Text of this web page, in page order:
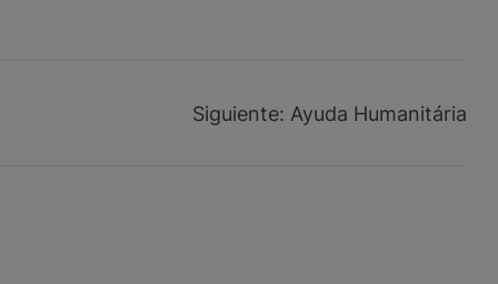
Siguiente: Ayuda Humanitária